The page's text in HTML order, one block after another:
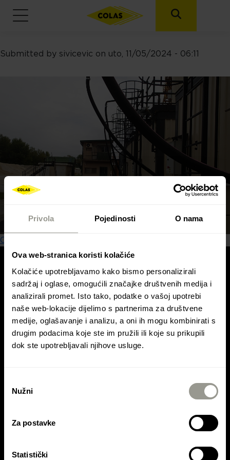
Privola Pojedinosti O nama
Ova web-stranica koristi kolačiće
Kolačiće upotrebljavamo kako bismo personalizirali
sadržaj i oglase, omogućili značajke društvenih medija i
analizirali promet. Isto tako, podatke o vašoj upotrebi
naše web-lokacije dijelimo s partnerima za društvene
medije, oglašavanje i analizu, a oni ih mogu kombinirati s
drugim podacima koje ste im pružili ili koje su prikupili
dok ste upotrebljavali njihove usluge.
pristanka
Nužni
Za postavke
Statistički
Skoči na glavni sadržaj
Submitted by sivicevic on uto, 11/05/2024 - 06:11
OTKRIJTE NAŠE PROIZVODE
KONTAKTIRAJTE NAS
Kontaktirajte Colas Hrvatska d.d.
Kontaktirajte Colas Mineral d.o.o.